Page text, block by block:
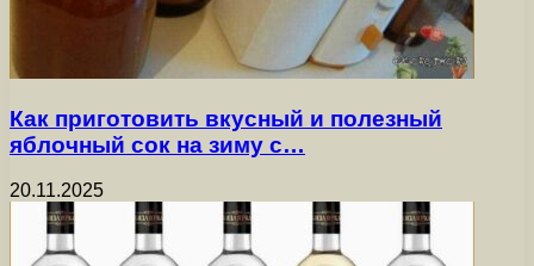
Как приготовить вкусный и полезный
яблочный сок на зиму с…
20.11.2025